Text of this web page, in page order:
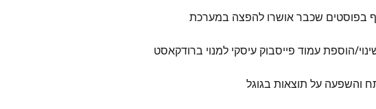
בפוסטים שכבר אושרו להפצה במערכת
הוספת עמוד פייסבוק עיסקי למנוי ברודקאסט
והשפעה על תוצאות בגוגל